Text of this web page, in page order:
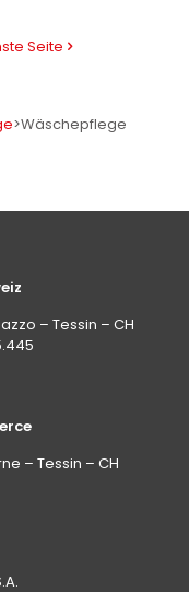
Seite
>Wäschepflege
– Tessin – CH
– Tessin – CH